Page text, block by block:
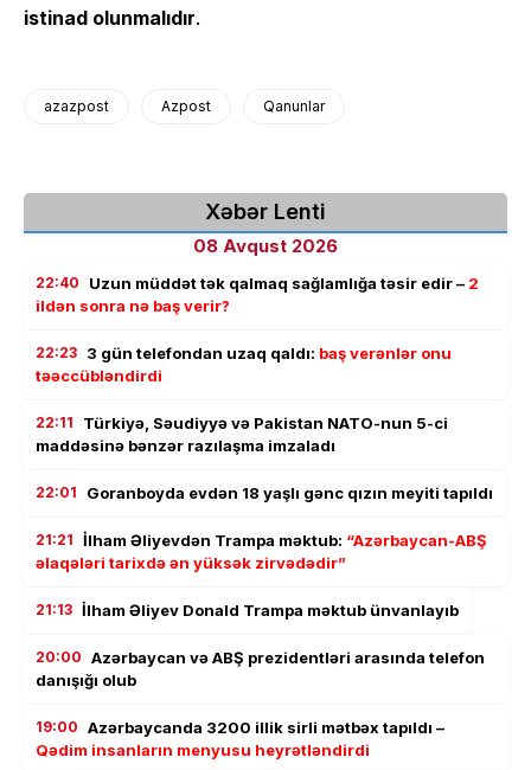
istinad olunmalıdır.
azazpost Azpost Qanunlar
Xəbər Lenti
08 Avqust 2026
22:40 Uzun müddət tək qalmaq sağlamlığa təsir edir – 2
ildən sonra nə baş verir?
22:23 3 gün telefondan uzaq qaldı: baş verənlər onu
təəccübləndirdi
22:11
Türkiyə, Səudiyyə və Pakistan NATO-nun 5-ci
maddəsinə bənzər razılaşma imzaladı
22:01 Goranboyda evdən 18 yaşlı gənc qızın meyiti tapıldı
21:21 İlham Əliyevdən Trampa məktub: “Azərbaycan-ABŞ
əlaqələri tarixdə ən yüksək zirvədədir”
21:13 İlham Əliyev Donald Trampa məktub ünvanlayıb
20:00 Azərbaycan və ABŞ prezidentləri arasında telefon
danışığı olub
19:00 Azərbaycanda 3200 illik sirli mətbəx tapıldı –
Qədim insanların menyusu heyrətləndirdi